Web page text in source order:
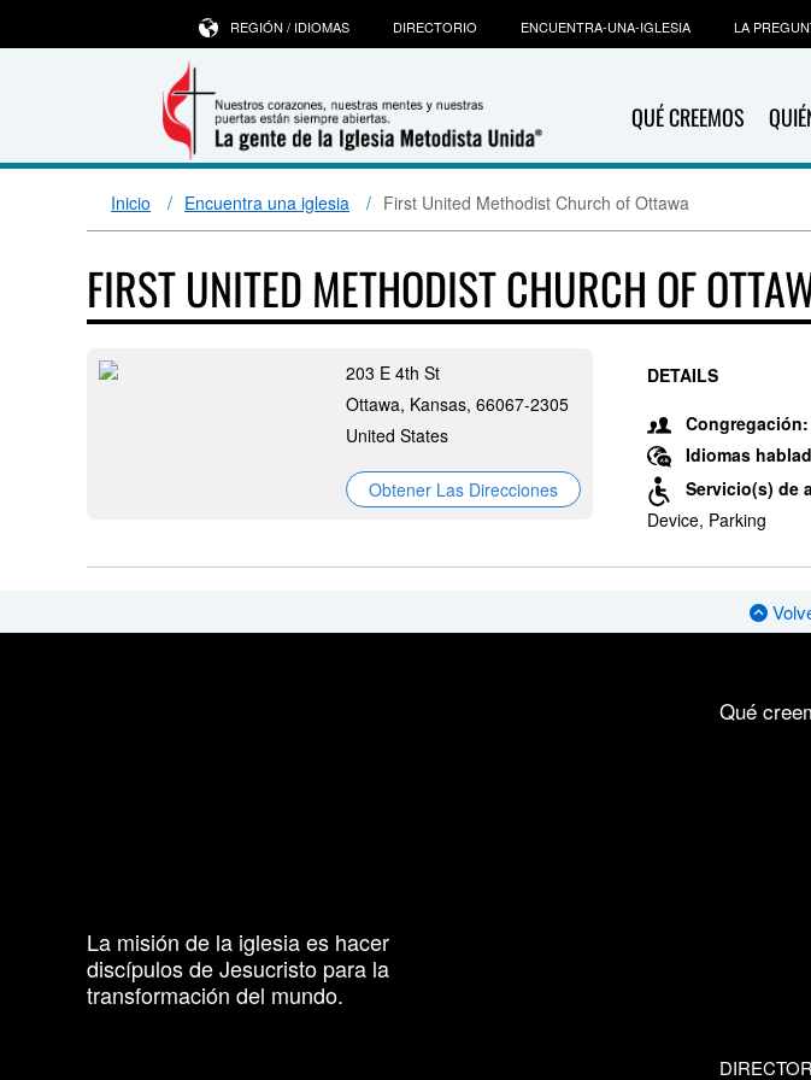
QUÉ CREEMOS
REGIÓN / IDIOMAS DIRECTORIO ENCUENTRA-UNA-IGLESIA LA
Inicio Encuentra una iglesia First United Methodist Church of Ottawa
FIRST UNITED METHODIST CHURCH OF
203 E 4th St
Ottawa, Kansas, 66067-2305
United States
Obtener Las Direcciones
DETAILS
Congregación:
Idiomas
Servicio(s) de
Device, Parking
La misión de la iglesia es hacer
discípulos de Jesucristo para la
transformación del mundo.
Qué